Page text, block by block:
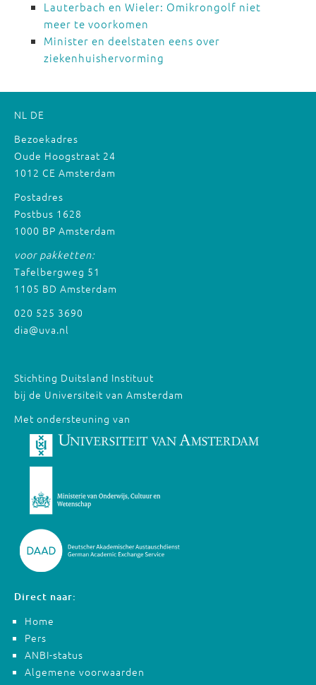
Lauterbach en Wieler: Omikrongolf niet
meer te voorkomen
Minister en deelstaten eens over
ziekenhuishervorming
NL DE
Bezoekadres
Oude Hoogstraat 24
1012 CE Amsterdam
Postadres
Postbus 1628
1000 BP Amsterdam
voor pakketten:
Tafelbergweg 51
1105 BD Amsterdam
020 525 3690
dia@uva.nl
Stichting Duitsland Instituut
bij de Universiteit van Amsterdam
Met ondersteuning van
Direct naar:
Home
Pers
ANBI-status
Algemene voorwaarden